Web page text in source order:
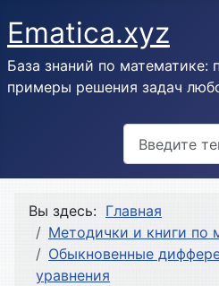
Ematica.xyz
База знаний по
примеры решения задач
Вы здесь: Главная
Методички и книги по
Обыкновенные
уравнения